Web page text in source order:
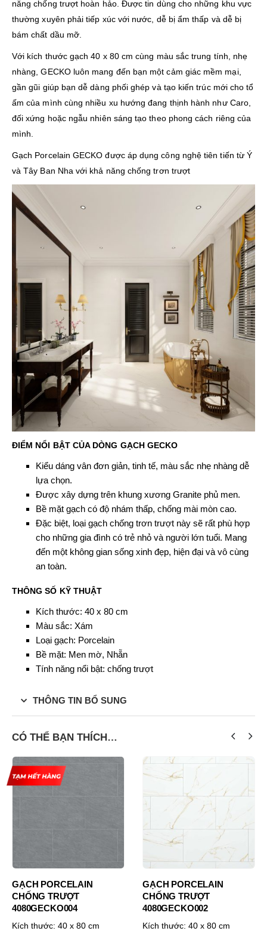
năng chống trượt hoàn hảo. Được tin dùng cho những khu vực
thường xuyên phải tiếp xúc với nước, dễ bị ẩm thấp và dễ bị
bám chất dầu mỡ.
Với kích thước gạch 40 x 80 cm cùng màu sắc trung tính, nhẹ
nhàng, GECKO luôn mang đến bạn một cảm giác mềm mại,
gần gũi giúp bạn dễ dàng phối ghép và tạo kiến trúc mới cho tổ
ấm của mình cùng nhiều xu hướng đang thịnh hành như Caro,
đối xứng hoặc ngẫu nhiên sáng tạo theo phong cách riêng của
mình.
Gạch Porcelain GECKO được áp dụng công nghệ tiên tiến từ Ý
và Tây Ban Nha với khả năng chống trơn trượt
ĐIỂM NỔI BẬT CỦA DÒNG GẠCH GECKO
Kiểu dáng vân đơn giản, tinh tế, màu sắc nhẹ nhàng dễ
lựa chọn.
Được xây dựng trên khung xương Granite phủ men.
Bề mặt gạch có độ nhám thấp, chống mài mòn cao.
Đặc biệt, loại gạch chống trơn trượt này sẽ rất phù hợp
cho những gia đình có trẻ nhỏ và người lớn tuổi. Mang
đến một không gian sống xinh đẹp, hiện đại và vô cùng
an toàn.
THÔNG SỐ KỸ THUẬT
Kích thước: 40 x 80 cm
Màu sắc: Xám
Loại gạch: Porcelain
Bề mặt: Men mờ, Nhẵn
Tính năng nổi bật: chống trượt
THÔNG TIN BỔ SUNG
CÓ THỂ BẠN THÍCH…
GẠCH PORCELAIN
CHỐNG TRƯỢT
4080GECKO004
Kích thước: 40 x 80 cm
GẠCH PORCELAIN
CHỐNG TRƯỢT
4080GECKO002
Kích thước: 40 x 80 cm